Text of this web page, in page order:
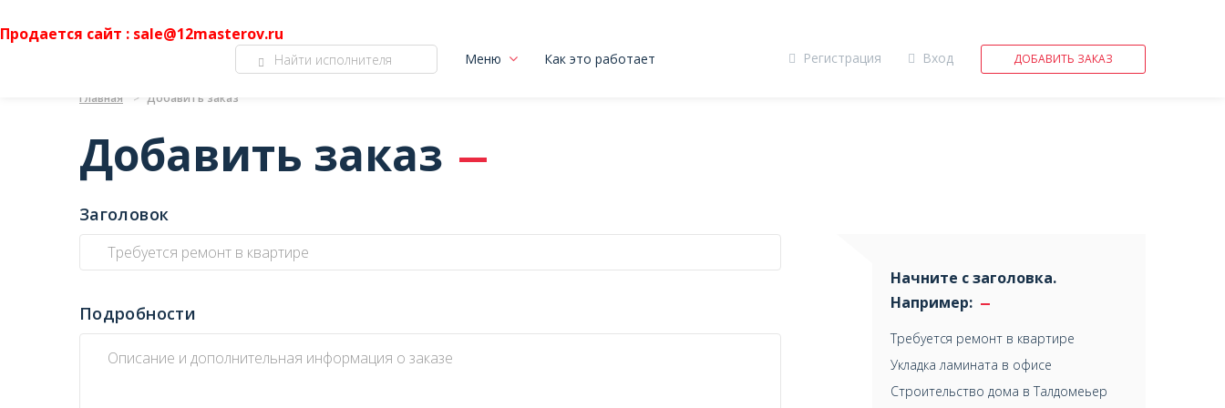
Продается сайт : sale@12masterov.ru
Регистрация Вход ДОБАВИТЬ ЗАКАЗ
Меню Как это работает
Главная Добавить заказ
Добавить заказ
Заголовок
Подробности
Начните с заголовка.
Например:
Требуется ремонт в квартире
Укладка ламината в офисе
Строительство дома в Талдомеьер